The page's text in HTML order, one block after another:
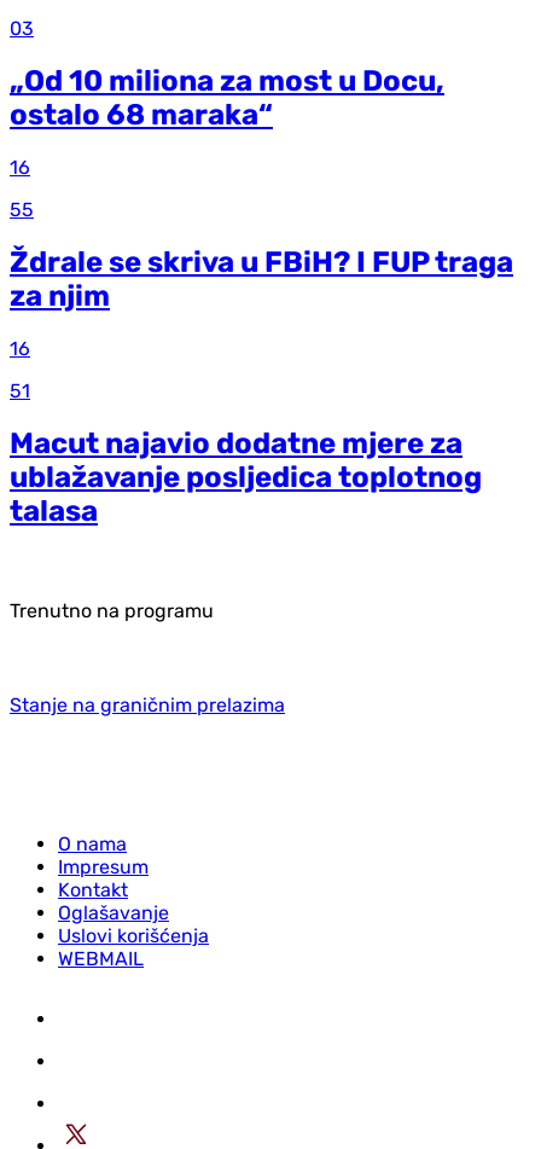
03
„Od 10 miliona za most u Docu,
ostalo 68 maraka“
16
55
Ždrale se skriva u FBiH? I FUP traga
za njim
16
51
Macut najavio dodatne mjere za
ublažavanje posljedica toplotnog
talasa
Trenutno na programu
Stanje na graničnim prelazima
O nama
Impresum
Kontakt
Oglašavanje
Uslovi korišćenja
WEBMAIL